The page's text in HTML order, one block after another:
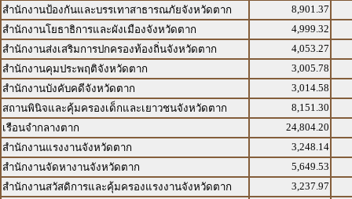
สำนักงานป้องกันและบรรเทาสาธารณภัยจังหวัดตาก
8,901.37
สำนักงานโยธาธิการและผังเมืองจังหวัดตาก
4,999.32
สำนักงานส่งเสริมการปกครองท้องถิ่นจังหวัดตาก
4,053.27
สำนักงานคุมประพฤติจังหวัดตาก
3,005.78
สำนักงานบังคับคดีจังหวัดตาก
3,014.58
สถานพินิจและคุ้มครองเด็กและเยาวชนจังหวัดตาก
8,151.30
เรือนจำกลางตาก
24,804.20
สำนักงานแรงงานจังหวัดตาก
3,248.14
สำนักงานจัดหางานจังหวัดตาก
5,649.53
สำนักงานสวัสดิการและคุ้มครองแรงงานจังหวัดตาก
3,237.97